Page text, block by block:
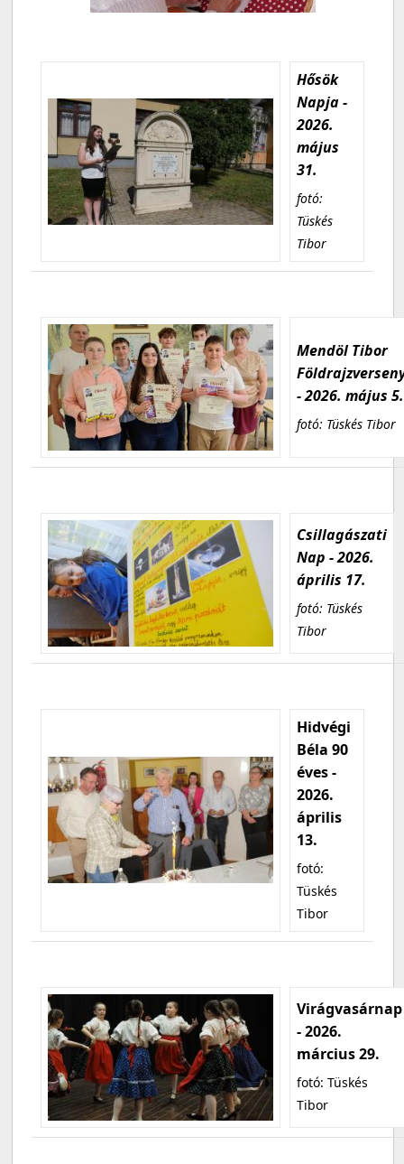
Hősök
Napja -
2026.
május
31.
fotó:
Tüskés
Tibor
Mendöl Tibor
- 2026. május 5.
fotó: Tüskés Tibor
Csillagászati
Nap - 2026.
április 17.
fotó: Tüskés
Tibor
Hidvégi
Béla 90
éves -
2026.
április
13.
fotó:
Tüskés
Tibor
Virágvasárnap
- 2026.
március 29.
fotó: Tüskés
Tibor